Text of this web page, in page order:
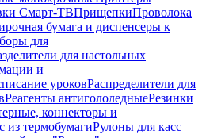
Смарт-ТВПрищепкиПроволока
бумага и диспенсеры к
для
для настольных
и
уроковРаспределители для
Реагенты антигололедныеРезинки
коннекторы и
из термобумагиРулоны для касс